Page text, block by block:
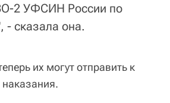
2 УФСИН России по
- сказала она.
их могут отправить к